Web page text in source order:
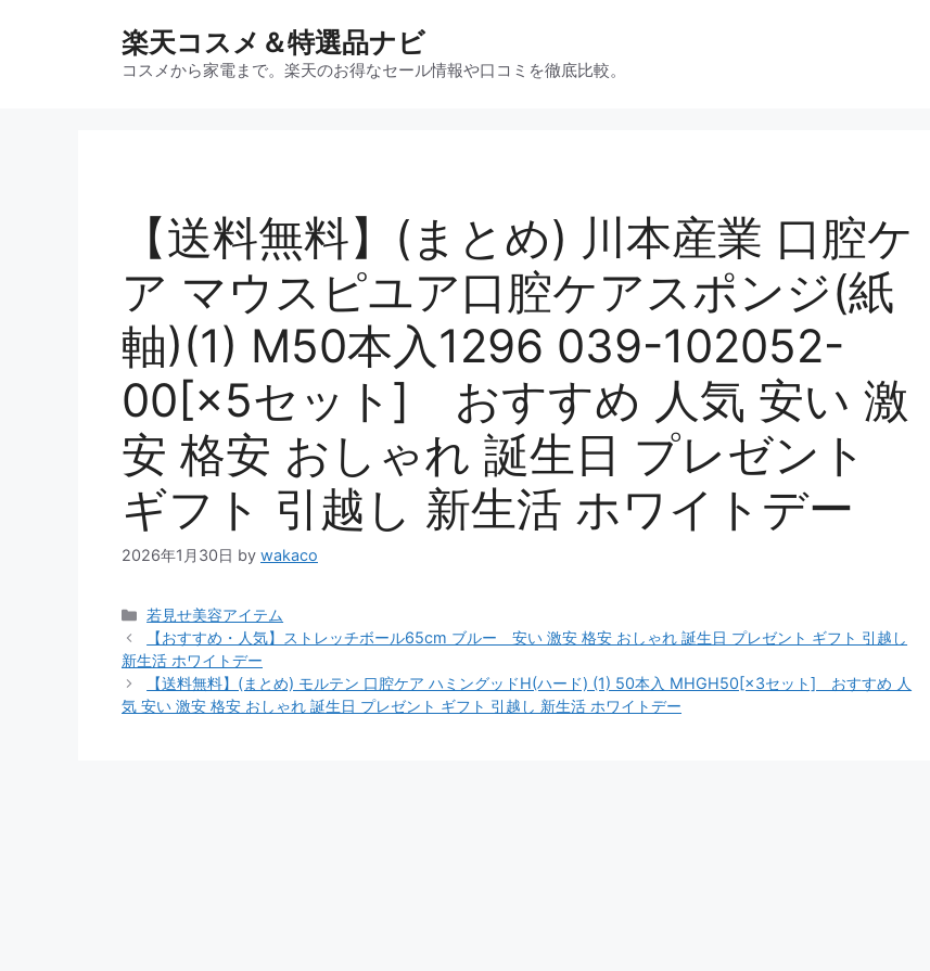
楽天コスメ＆特選品ナビ
コスメから家電まで。楽天のお得なセール情報や口コミを徹底比較。
【送料無料】(まとめ) 川本産業 口腔ケ
ア マウスピユア口腔ケアスポンジ(紙
軸)(1) M50本入1296 039-102052-
00[×5セット] おすすめ 人気 安い 激
安 格安 おしゃれ 誕生日 プレゼント
ギフト 引越し 新生活 ホワイトデー
2026年1月30日 by wakaco
カ
テ
ゴ
リ
ー
若見せ美容アイテム
【おすすめ・人気】ストレッチボール65cm ブルー 安い 激安 格安 おしゃれ 誕生日 プレゼント ギフト 引越し
新生活 ホワイトデー
【送料無料】(まとめ) モルテン 口腔ケア ハミングッドH(ハード) (1) 50本入 MHGH50[×3セット] おすすめ 人
気 安い 激安 格安 おしゃれ 誕生日 プレゼント ギフト 引越し 新生活 ホワイトデー